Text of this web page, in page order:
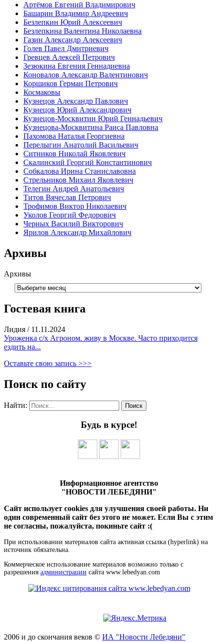
Артёмов Евгений Владимирович
Башарин Владимир Андреевич
Безлепкин Юрий Алексеевич
Безлепкина Валентина Николаевна
Газин Александр Алексеевич
Голев Павел Дмитриевич
Гревцев Алексей Петрович
Зезюкина Евгения Геннадиевна
Коновалов Александр Валентинович
Коршиков Герман Петрович
Космаковы
Кузнецов Александр Павлович
Кузнецов Юрий Александрович
Кузнецов-Москвитин Юрий Геннадьевич
Кузнецова-Москвитина Раиса Павловна
Пахомова Наталья Георгиевна
Перелыгин Анатолий Васильевич
Ситников Николай Яковлевич
Скалинский Георгий Константинович
Собкалова Ирина Станиславовна
Стрельников Михаил Яковлевич
Телегин Андрей Анатольевич
Титов Вячеслав Петрович
Трофимов Виктор Николаевич
Уколов Георгий Федорович
Черных Василий Викторович
Ярилов Александр Михайлович
Архивы
Архивы
Гостевая книга
Лидия / 11.11.2024
Уроженка с/х Агроном. живу в Москве. Часто приходится
ездить на...
Оставьте свою запись >>>
Поиск по сайту
Найти:
Будь в курсе!
Информационное агентство
"НОВОСТИ ЛЕБЕДЯНИ"
Сайт использует cookies для улучшения своей работы. Ни
один современный сайт без этого не может. Если Вы с этим
не согласны, пожалуйста, покиньте сайт :(
При использовании материалов сайта активная ссылка (hyperlink) на
источник обязательна.
Коммерческое использование материалов возможно только с
разрешения администрации сайта www.lebedyan.com
2006 и до скончания веков © ИА "Новости Лебедяни"